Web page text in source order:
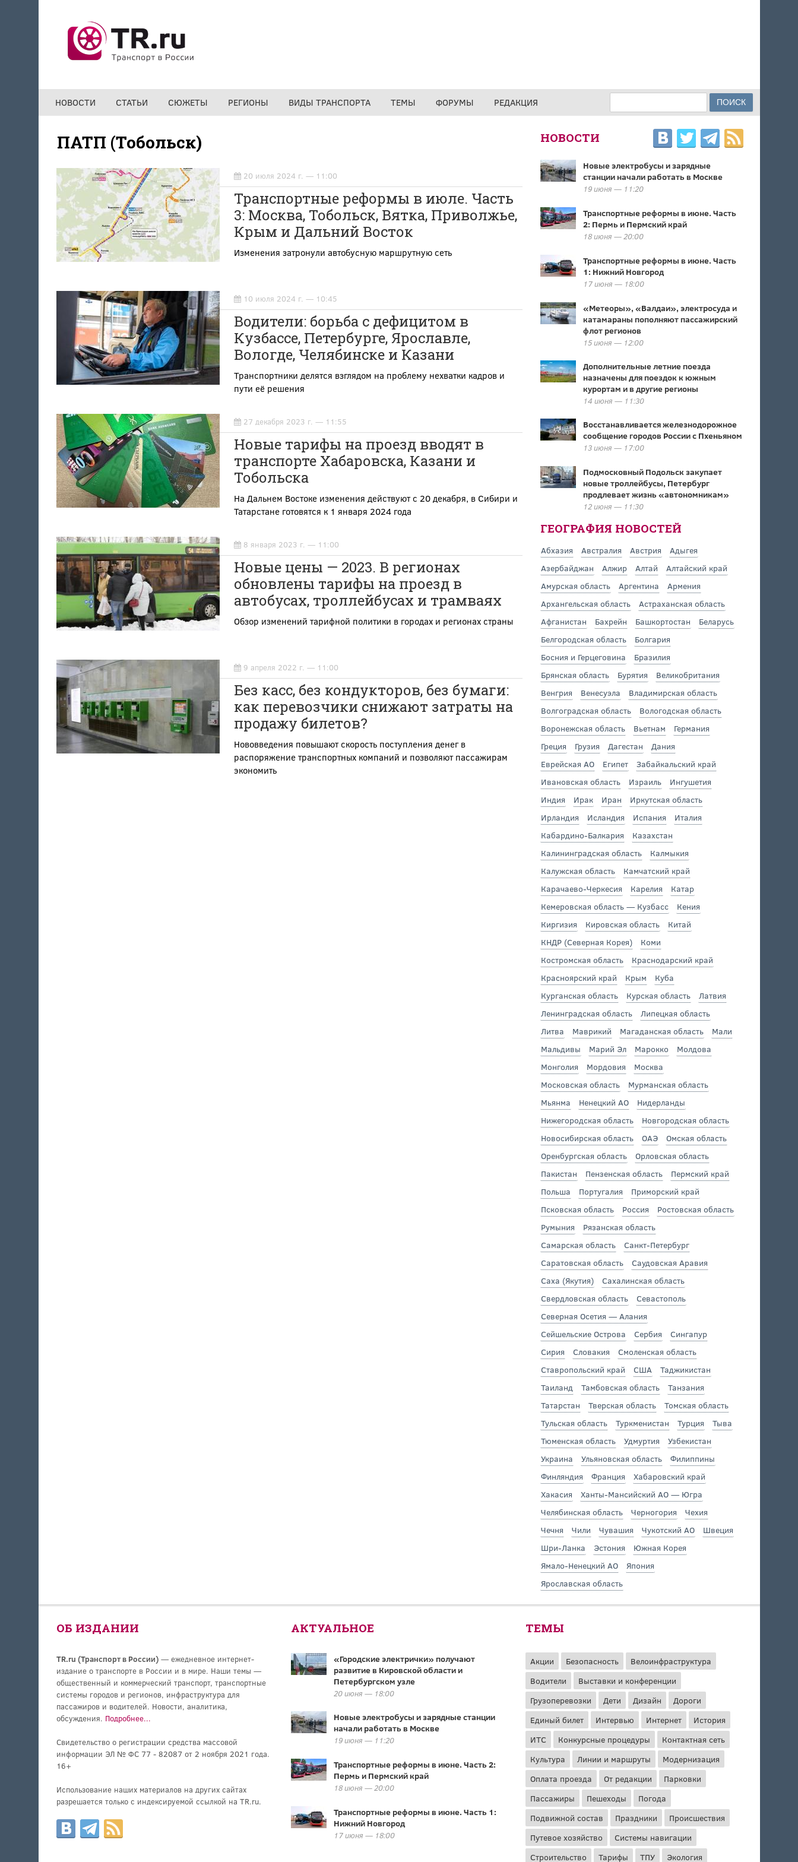
НОВОСТИ СТАТЬИ СЮЖЕТЫ РЕГИОНЫ ВИДЫ ТРАНСПОРТА ТЕМЫ ФОРУМЫ РЕДАКЦИЯ ФОРМА ПОИСКА
ПАТП (Тобольск)
20 июля 2024 г. — 11:00
Транспортные реформы в июле. Часть
3: Москва, Тобольск, Вятка, Приволжье,
Крым и Дальний Восток
Изменения затронули автобусную маршрутную сеть
10 июля 2024 г. — 10:45
Водители: борьба с дефицитом в
Кузбассе, Петербурге, Ярославле,
Вологде, Челябинске и Казани
Транспортники делятся взглядом на проблему нехватки кадров и
пути её решения
27 декабря 2023 г. — 11:55
Новые тарифы на проезд вводят в
транспорте Хабаровска, Казани и
Тобольска
На Дальнем Востоке изменения действуют с 20 декабря, в Сибири и
Татарстане готовятся к 1 января 2024 года
8 января 2023 г. — 11:00
Новые цены — 2023. В регионах
обновлены тарифы на проезд в
автобусах, троллейбусах и трамваях
Обзор изменений тарифной политики в городах и регионах страны
9 апреля 2022 г. — 11:00
Без касс, без кондукторов, без бумаги:
как перевозчики снижают затраты на
продажу билетов?
Нововведения повышают скорость поступления денег в
распоряжение транспортных компаний и позволяют пассажирам
экономить
НОВОСТИ
Новые электробусы и зарядные
станции начали работать в Москве
19 июня — 11:20
Транспортные реформы в июне. Часть
2: Пермь и Пермский край
18 июня — 20:00
Транспортные реформы в июне. Часть
1: Нижний Новгород
17 июня — 18:00
«Метеоры», «Валдаи», электросуда и
катамараны пополняют пассажирский
флот регионов
15 июня — 12:00
Дополнительные летние поезда
назначены для поездок к южным
курортам и в другие регионы
14 июня — 11:30
Восстанавливается железнодорожное
сообщение городов России с Пхеньяном
13 июня — 17:00
Подмосковный Подольск закупает
новые троллейбусы, Петербург
продлевает жизнь «автономникам»
12 июня — 11:30
ГЕОГРАФИЯ НОВОСТЕЙ
Абхазия Австралия Австрия
Адыгея
Азербайджан
Алжир Алтай
Алтайский край
Амурская область
Аргентина
Армения
Архангельская область
Астраханская область
Афганистан
Бахрейн Башкортостан
Беларусь
Белгородская область
Болгария
Босния и Герцеговина
Бразилия
Брянская область
Бурятия
Великобритания
Венгрия
Венесуэла
Владимирская область
Волгоградская область
Вологодская область
Воронежская область
Вьетнам
Германия
Греция
Грузия Дагестан
Дания
Еврейская АО
Египет
Забайкальский край
Ивановская область
Израиль
Ингушетия
Индия
Ирак Иран
Иркутская область
Ирландия
Исландия Испания
Италия
Кабардино-Балкария
Казахстан
Калининградская область
Калмыкия
Калужская область
Камчатский край
Карачаево-Черкесия
Карелия
Катар
Кемеровская область — Кузбасс
Кения
Киргизия
Кировская область
Китай
КНДР (Северная Корея)
Коми
Костромская область
Краснодарский край
Красноярский край
Крым
Куба
Курганская область
Курская область
Латвия
Ленинградская область
Липецкая область
Литва
Маврикий Магаданская область
Мали
Мальдивы
Марий Эл Марокко
Молдова
Монголия
Мордовия
Москва
Московская область
Мурманская область
Мьянма
Ненецкий АО
Нидерланды
Нижегородская область
Новгородская область
Новосибирская область
ОАЭ
Омская область
Оренбургская область
Орловская область
Пакистан
Пензенская область
Пермский край
Польша
Португалия
Приморский край
Псковская область
Россия
Ростовская область
Румыния
Рязанская область
Самарская область
Санкт-Петербург
Саратовская область
Саудовская Аравия
Саха (Якутия)
Сахалинская область
Свердловская область
Севастополь
Северная Осетия — Алания
Сейшельские Острова
Сербия
Сингапур
Сирия
Словакия
Смоленская область
Ставропольский край
США
Таджикистан
Таиланд
Тамбовская область
Танзания
Татарстан
Тверская область
Томская область
Тульская область
Туркменистан Турция
Тыва
Тюменская область
Удмуртия
Узбекистан
Украина
Ульяновская область
Филиппины
Финляндия
Франция
Хабаровский край
Хакасия
Ханты-Мансийский АО — Югра
Челябинская область
Черногория
Чехия
Чечня
Чили Чувашия Чукотский АО
Швеция
Шри-Ланка
Эстония
Южная Корея
Ямало-Ненецкий АО
Япония
Ярославская область
ОБ ИЗДАНИИ
TR.ru (Транспорт в России)— ежедневное интернет-
издание о транспорте в России и в мире. Наши темы —
общественный и коммерческий транспорт, транспортные
системы городов и регионов, инфраструктура для
пассажиров и водителей. Новости, аналитика,
обсуждения. Подробнее...
Свидетельство о регистрации средства массовой
информации ЭЛ № ФС 77 - 82087 от 2 ноября 2021 года.
16+
Использование наших материалов на других сайтах
разрешается только с индексируемой ссылкой на TR.ru.
АКТУАЛЬНОЕ
«Городские электрички» получают
развитие в Кировской области и
Петербургском узле
20 июня — 18:00
Новые электробусы и зарядные станции
начали работать в Москве
19 июня — 11:20
Транспортные реформы в июне. Часть 2:
Пермь и Пермский край
18 июня — 20:00
Транспортные реформы в июне. Часть 1:
Нижний Новгород
17 июня — 18:00
ТЕМЫ
Акции Безопасность
Велоинфраструктура
Водители
Выставки и конференции
Грузоперевозки
Дети Дизайн
Дороги
Единый билет
Интервью Интернет
История
ИТС
Конкурсные процедуры
Контактная сеть
Культура
Линии и маршруты
Модернизация
Оплата проезда
От редакции
Парковки
Пассажиры
Пешеходы
Погода
Подвижной состав
Праздники
Происшествия
Путевое хозяйство
Системы навигации
Строительство
Тарифы ТПУ Экология